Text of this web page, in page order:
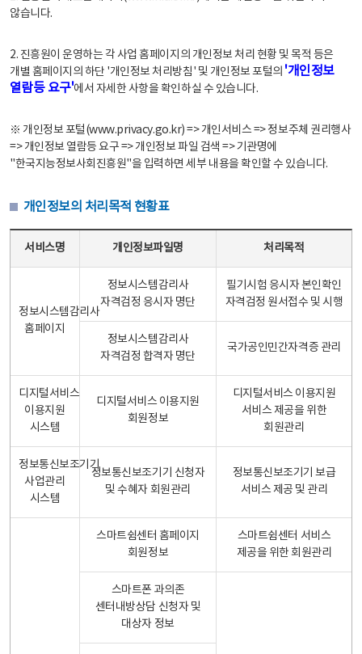
않습니다.
2. 진흥원이 운영하는 각 사업 홈페이지의 개인정보 처리 현황 및 목적 등은
개별 홈페이지의 하단 '개인정보 처리방침' 및 개인정보 포털의 '개인정보
열람등 요구'에서 자세한 사항을 확인하실 수 있습니다.
※ 개인정보 포털(www.privacy.go.kr) => 개인서비스 => 정보주체 권리행사
=> 개인정보 열람등 요구 => 개인정보 파일 검색 => 기관명에
"한국지능정보사회진흥원"을 입력하면 세부 내용을 확인할 수 있습니다.
개인정보의 처리목적 현황표
서비스명 개인정보파일명 처리목적
정보시스템감리사
홈페이지
정보시스템감리사
자격검정 응시자 명단
필기시험 응시자 본인확인
자격검정 원서접수 및 시행
정보시스템감리사
자격검정 합격자 명단
국가공인민간자격증 관리
디지털서비스
이용지원
시스템
디지털서비스 이용지원
회원정보
디지털서비스 이용지원
서비스 제공을 위한
회원관리
정보통신보조기기
사업관리
시스템
정보통신보조기기 신청자
및 수혜자 회원관리
정보통신보조기기 보급
서비스 제공 및 관리
스마트쉼센터 홈페이지
회원정보
스마트쉼센터 서비스
제공을 위한 회원관리
스마트폰 과의존
센터내방상담 신청자 및
대상자 정보